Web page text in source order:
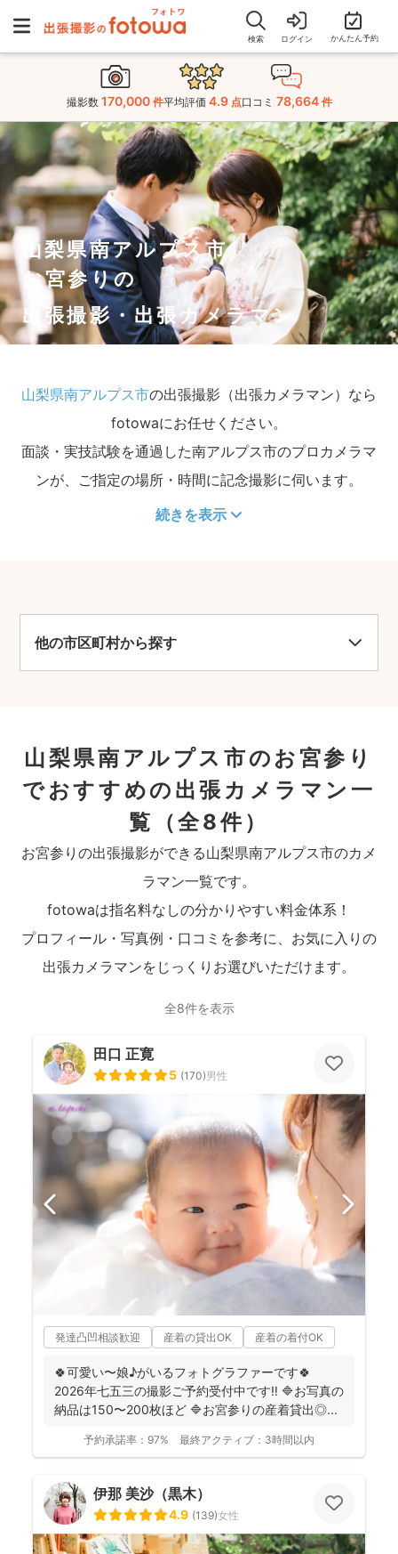
検索 ログイン かんたん予約
撮影数 170,000 件平均評価 4.9 点口コミ 78,664 件
山梨県南アルプス市
お宮参りの
出張撮影・出張カメラマン
山梨県南アルプス市の出張撮影（出張カメラマン）なら
fotowaにお任せください。
面談・実技試験を通過した南アルプス市のプロカメラマ
ンが、ご指定の場所・時間に記念撮影に伺います。
続きを表示
他の市区町村から探す
山梨県南アルプス市のお宮参り
でおすすめの出張カメラマン一
覧
（全8件）
お宮参りの出張撮影ができる山梨県南アルプス市のカメ
ラマン一覧です。
fotowaは指名料なしの分かりやすい料金体系！
プロフィール・写真例・口コミを参考に、お気に入りの
出張カメラマンをじっくりお選びいただけます。
全8件を表示
田口 正寛
5 (170)男性
発達凸凹相談歓迎 産着の貸出OK 産着の着付OK
🍀可愛い〜娘♪がいるフォトグラファーです🍀
2026年七五三の撮影ご予約受付中です‼️ 🔷お写真の
納品は150〜200枚ほど 🔷お宮参りの産着貸出◎...
予約承諾率： 97% 最終アクティブ： 3時間以内
伊那 美沙（黒木）
4.9 (139)女性